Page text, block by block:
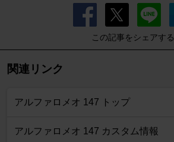
この記事をシェアする
関連リンク
アルファロメオ 147 トップ
アルファロメオ 147 カスタム情報